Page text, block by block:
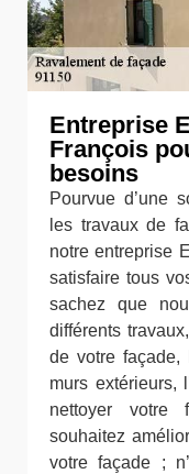
Entreprise
François
besoins
Pourvue d’une
les travaux de
notre entreprise
satisfaire tous
sachez que
différents
de votre façade,
murs extérieurs,
nettoyer votre
souhaitez
votre façade ;